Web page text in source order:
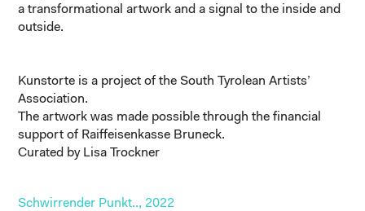
a transformational artwork and a signal to the inside and
outside.
Kunstorte is a project of the South Tyrolean Artists’
Association.
The artwork was made possible through the financial
support of Raiffeisenkasse Bruneck.
Curated by Lisa Trockner
Schwirrender Punkt.., 2022